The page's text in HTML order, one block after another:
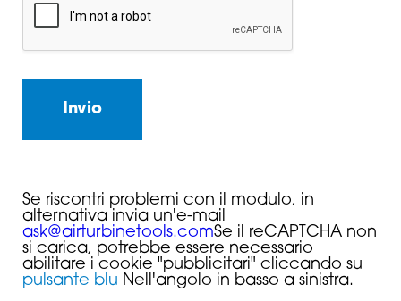
Invio
Se riscontri problemi con il modulo, in
alternativa invia un'e-mail
ask@airturbinetools.comSe il reCAPTCHA non
si carica, potrebbe essere necessario
abilitare i cookie "pubblicitari" cliccando su
pulsante blu Nell'angolo in basso a sinistra.